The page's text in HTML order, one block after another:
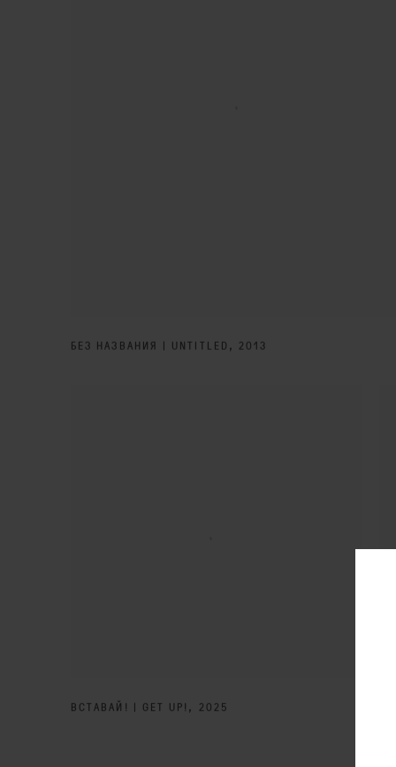
БЕЗ НАЗВАНИЯ | UNTITLED , 2013
ВСТАВАЙ! | GET UP! , 2025